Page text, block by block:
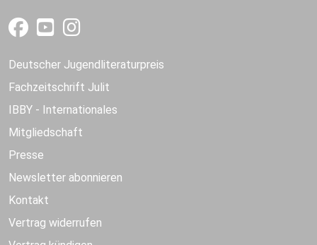
Deutscher Jugendliteraturpreis
Fachzeitschrift Julit
IBBY - Internationales
Mitgliedschaft
Presse
Newsletter abonnieren
Kontakt
Vertrag widerrufen